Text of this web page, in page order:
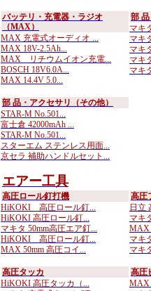
バッテリ・充電器・ラジオ
（MAX）
MAX 充電式オーディオ ...
MAX 18V-2.5Ah...
MAX リチウムイオン充電...
BOSCH 18V6.0A...
MAX 14.4V 5.0...
部
マキ
マキ
マキ
マキ
マキ
部 品・アクセサリ（その他）
STAR-M No.501...
富士倉 42000mAh ...
STAR-M No.501...
スターエム ステンレス用面...
京セラ 補助ハンドルセット...
エアー工具
高圧ロール釘打機
HiKOKI 高圧ロール釘...
HiKOKI 高圧ロール釘...
マキタ 50mm高圧エア釘...
HiKOKI 高圧ロール釘...
MAX 50mm 高圧コイ...
高圧
日立
マキ
MAX
マキ
マキ
高圧タッカ
HiKOKI 高圧タッカ（...
高圧
MAX